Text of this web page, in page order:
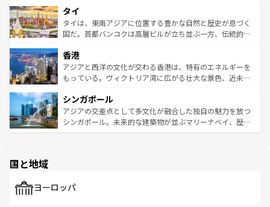
リティに包まれながら、韓国の多彩な魅力を心ゆくまで味
わってみてほしい。 なお、新着の韓国情報はコンテンツ一
覧を参照してほしい。
急速な発展と共に伝統が息づく。ハノイの古い町並みやホ
ーチミン市のフランス統治時代の建物も、独特の雰囲気を
醸し出している。また、バラエティの豊かさとおいしさで
とつ。フォーやバインミー、ベトナムコーヒーなどは、ぜ
ひ現地で味わいたい。どの地域を訪れてもあたたかい人々
が旅行者を迎えてくれるので、きっと忘れられない旅にな
参照してほしい。
タイ
タイは、東南アジアに位置する豊かな自然と歴史が息づく
国だ。首都バンコクは高層ビルが立ち並ぶ一方、伝統的な
の活気が交差している。北部ではチェンマイなどの山岳地
帯で自然と触れ合い、南部ではプーケットやクラビの美し
いビーチでリゾート気分を楽しむことができる。タイ料理
激する。気候は一年中温暖で、どの季節にも異なる楽しみ
が待っている。親しみやすいタイの人々、仏教を中心とし
た文化、そして多様な観光資源が、訪れる旅人を魅了し続
香港
アジアと西洋の文化が交わる香港は、特有のエネルギーを
もっている。ヴィクトリア湾に広がる壮大な景色、近未来
み、どこを訪れても感動するはず。観光スポットが密集し
ており、効率よく見どころを回れるのも魅力。息をのむよ
うな絶景から文化的な体験まで、香港を存分に楽しみ尽く
シンガポール
アジアの交差点として多文化が融合した独自の魅力を放つ
シンガポール。未来的な建築物が並ぶマリーナベイ、歴史
で、ホーカーズは地元の風情を楽しめる外せないスポット
国と地域
ヨーロッパ